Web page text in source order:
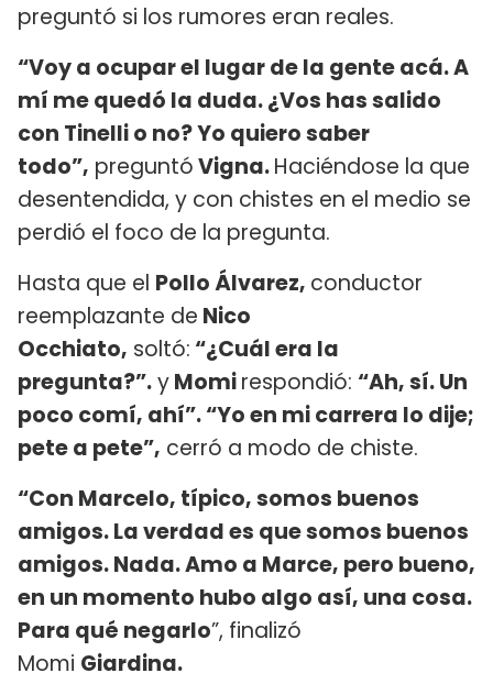
preguntó si los rumores eran reales.
“Voy a ocupar el lugar de la gente acá. A
mí me quedó la duda. ¿Vos has salido
con Tinelli o no? Yo quiero saber
todo”, preguntóVigna.Haciéndose la que
desentendida, y con chistes en el medio se
perdió el foco de la pregunta.
Hasta que el Pollo Álvarez, conductor
reemplazante de Nico
Occhiato, soltó: “¿Cuál era la
pregunta?”.yMomirespondió: “Ah, sí. Un
poco comí, ahí”. “Yo en mi carrera lo dije;
pete a pete”, cerró a modo de chiste.
“Con Marcelo, típico, somos buenos
amigos. La verdad es que somos buenos
amigos. Nada. Amo a Marce, pero bueno,
en un momento hubo algo así, una cosa.
Para qué negarlo”, finalizó
Momi Giardina.